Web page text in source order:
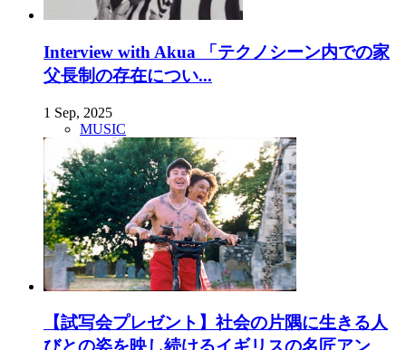
Interview with Akua 「テクノシーン内での家
父長制の存在につい...
1 Sep, 2025
MUSIC
【試写会プレゼント】社会の片隅に生きる人